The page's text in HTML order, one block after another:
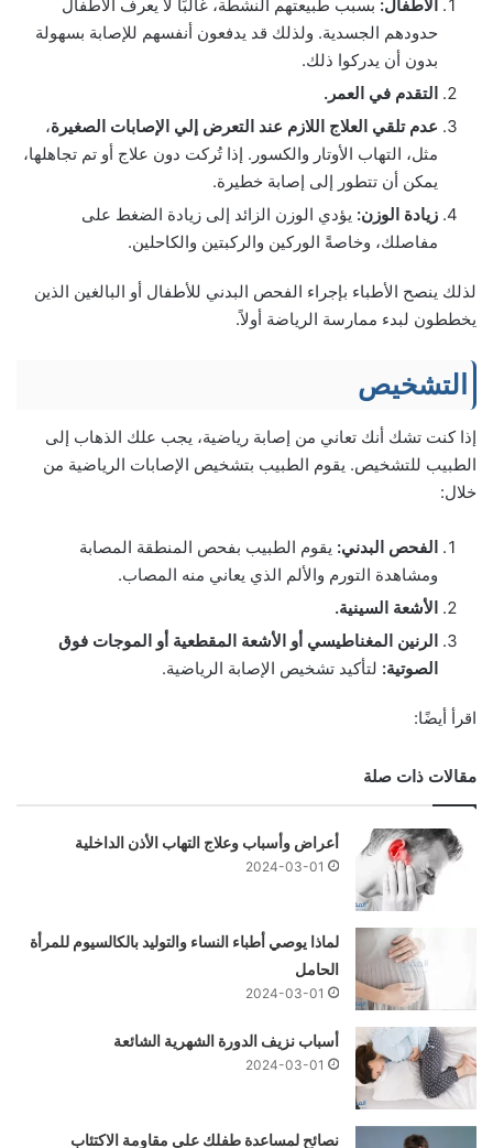
الأطفال: بسبب طبيعتهم النشطة، غالبًا لا يعرف الأطفال
حدودهم الجسدية. ولذلك قد يدفعون أنفسهم للإصابة بسهولة
بدون أن يدركوا ذلك.
التقدم في العمر.
عدم تلقي العلاج اللازم عند التعرض إلي الإصابات الصغيرة،
مثل، التهاب الأوتار والكسور. إذا تُركت دون علاج أو تم تجاهلها،
يمكن أن تتطور إلى إصابة خطيرة.
زيادة الوزن: يؤدي الوزن الزائد إلى زيادة الضغط على
مفاصلك، وخاصةً الوركين والركبتين والكاحلين.
لذلك ينصح الأطباء بإجراء الفحص البدني للأطفال أو البالغين الذين
يخططون لبدء ممارسة الرياضة أولاً.
التشخيص
إذا كنت تشك أنك تعاني من إصابة رياضية، يجب علك الذهاب إلى
الطبيب للتشخيص. يقوم الطبيب بتشخيص الإصابات الرياضية من
خلال:
الفحص البدني: يقوم الطبيب بفحص المنطقة المصابة
ومشاهدة التورم والألم الذي يعاني منه المصاب.
الأشعة السينية.
الرنين المغناطيسي أو الأشعة المقطعية أو الموجات فوق
الصوتية: لتأكيد تشخيص الإصابة الرياضية.
اقرأ أيضًا:
مقالات ذات صلة
أعراض وأسباب وعلاج التهاب الأذن الداخلية
2024-03-01
لماذا يوصي أطباء النساء والتوليد بالكالسيوم للمرأة
الحامل
2024-03-01
أسباب نزيف الدورة الشهرية الشائعة
2024-03-01
نصائح لمساعدة طفلك على مقاومة الاكتئاب